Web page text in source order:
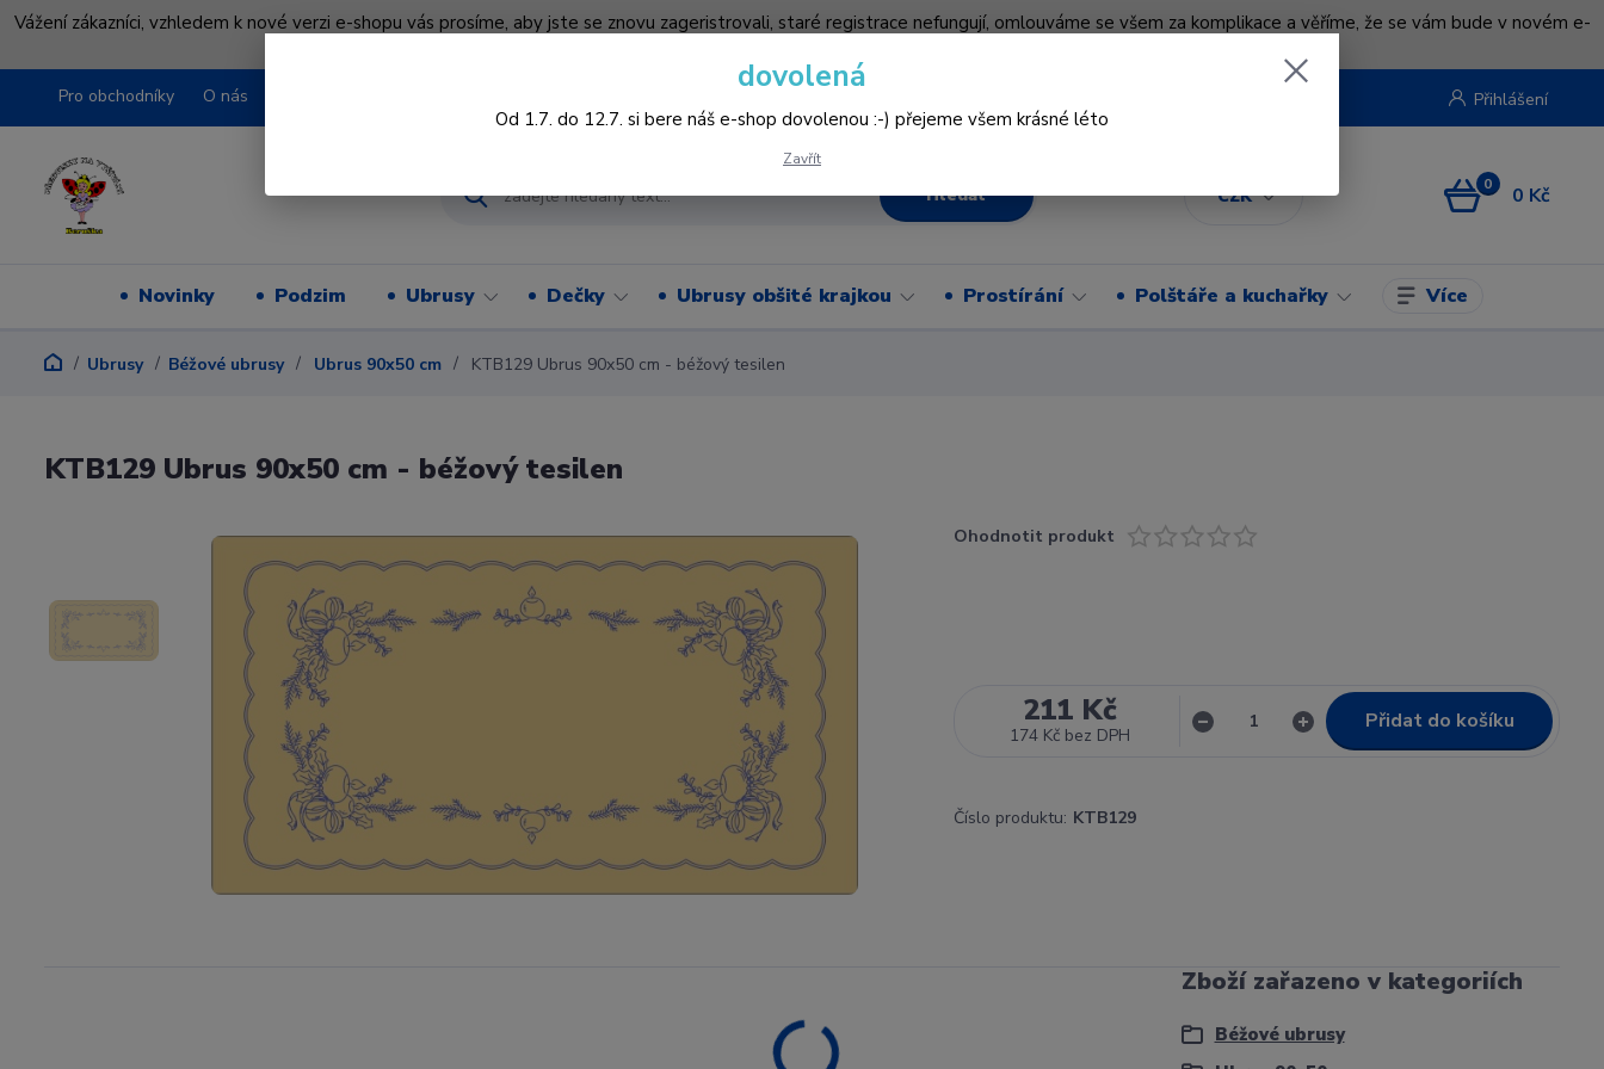
Vážení zákazníci, vzhledem k nové verzi e-shopu vás prosíme, aby jste se znovu zageristrovali, staré registrace nefungují, omlouváme se všem za komplikace a věříme, že se vám bude v novém e-
Pro obchodníky O nás
CZK
Přihlášení
Hledat 0 0 Kč
Novinky Podzim Ubrusy Dečky Ubrusy obšité krajkou Prostírání Polštáře a kuchařky Více
Ubrusy Béžové ubrusy Ubrus 90x50 cm KTB129 Ubrus 90x50 cm - béžový tesilen
KTB129 Ubrus 90x50 cm - béžový tesilen
Ohodnotit produkt
211 Kč
174 Kč bez DPH
Přidat do košíku
Číslo produktu: KTB129
Zboží zařazeno v kategoriích
Béžové ubrusy
dovolená
Od 1.7. do 12.7. si bere náš e-shop dovolenou :-) přejeme všem krásné léto
Zavřít